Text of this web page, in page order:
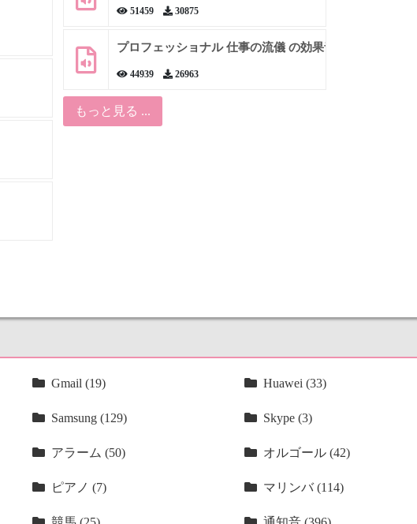
51459 30875
プロフェッショナル 仕事の流儀 の効果音
44939 26963
もっと見る ...
Gmail (19) Huawei (33)
Samsung (129) Skype (3)
アラーム (50) オルゴール (42)
ピアノ (7) マリンバ (114)